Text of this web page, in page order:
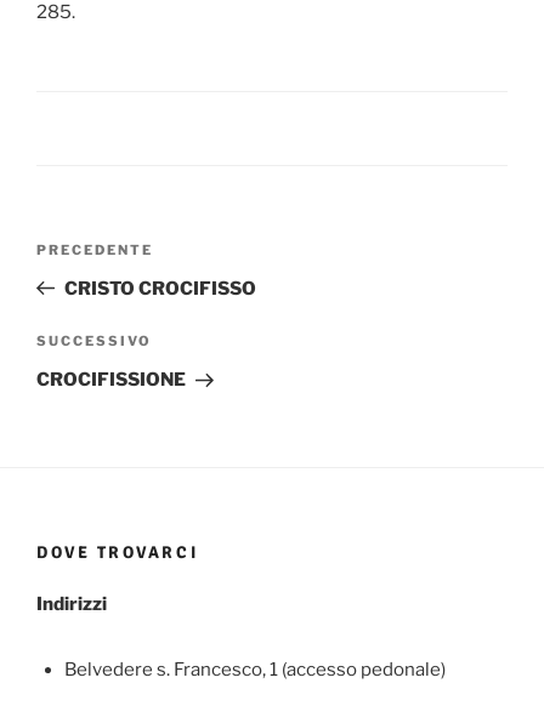
285.
Articolo
precedente:
PRECEDENTE
CRISTO CROCIFISSO
Articolo
successivo
SUCCESSIVO
CROCIFISSIONE
DOVE TROVARCI
Indirizzi
Belvedere s. Francesco, 1 (accesso pedonale)